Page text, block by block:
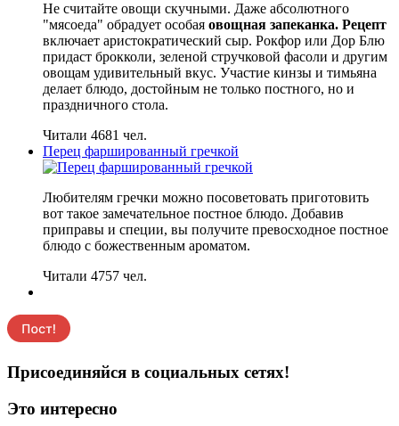
Не считайте овощи скучными. Даже абсолютного
"мясоеда" обрадует особая овощная запеканка. Рецепт
включает аристократический сыр. Рокфор или Дор Блю
придаст брокколи, зеленой стручковой фасоли и другим
овощам удивительный вкус. Участие кинзы и тимьяна
делает блюдо, достойным не только постного, но и
праздничного стола.
Читали 4681 чел.
Перец фаршированный гречкой
Любителям гречки можно посоветовать приготовить
вот такое замечательное постное блюдо. Добавив
приправы и специи, вы получите превосходное постное
блюдо с божественным ароматом.
Читали 4757 чел.
Присоединяйся в социальных сетях!
Это интересно